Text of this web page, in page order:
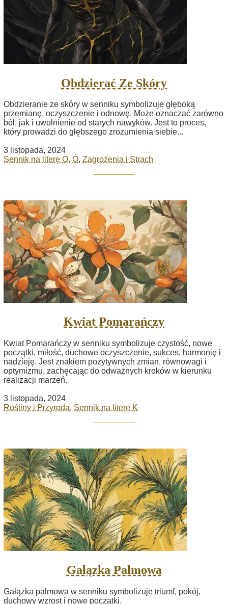
Obdzierać Ze Skóry
Obdzieranie ze skóry w senniku symbolizuje głęboką
przemianę, oczyszczenie i odnowę. Może oznaczać zarówno
ból, jak i uwolnienie od starych nawyków. Jest to proces,
który prowadzi do głębszego zrozumienia siebie...
3 listopada, 2024
Sennik na literę O, Ó, Zagrożenia i Strach
Kwiat Pomarańczy
Kwiat Pomarańczy w senniku symbolizuje czystość, nowe
początki, miłość, duchowe oczyszczenie, sukces, harmonię i
nadzieję. Jest znakiem pozytywnych zmian, równowagi i
optymizmu, zachęcając do odważnych kroków w kierunku
realizacji marzeń.
3 listopada, 2024
Rośliny i Przyroda, Sennik na literę K
Gałązka Palmowa
Gałązka palmowa w senniku symbolizuje triumf, pokój,
duchowy wzrost i nowe początki.